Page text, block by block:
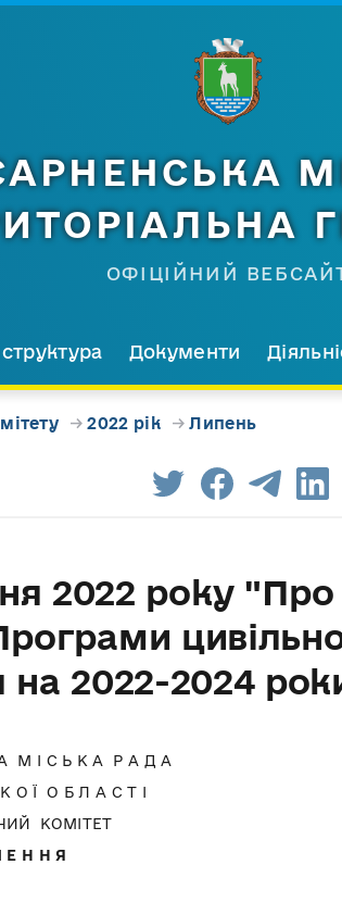
ОФІЦІЙНИЙ
Документи
→2022 рік→Липень
2022 року "Про
на 2022-2024
М І С Ь К А Р А Д А
О Ї О Б Л А С Т І
КОМІТЕТ
Е Н Н Я